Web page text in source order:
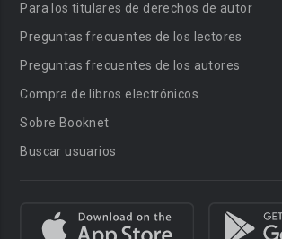
Para los titulares de derechos de autor
Preguntas frecuentes de los lectores
Preguntas frecuentes de los autores
Compra de libros electrónicos
Sobre Booknet
Buscar usuarios